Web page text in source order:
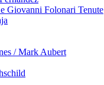
Giovanni Folonari Tenute
/ Mark Aubert